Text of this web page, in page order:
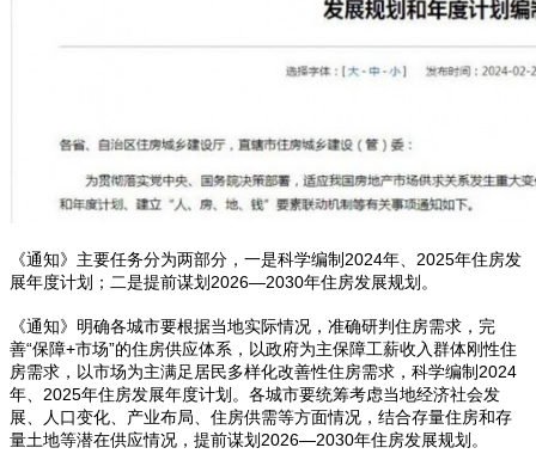
《通知》主要任务分为两部分，一是科学编制2024年、2025年住房发
展年度计划；二是提前谋划2026—2030年住房发展规划。
《通知》明确各城市要根据当地实际情况，准确研判住房需求，完
善“保障+市场”的住房供应体系，以政府为主保障工薪收入群体刚性住
房需求，以市场为主满足居民多样化改善性住房需求，科学编制2024
年、2025年住房发展年度计划。各城市要统筹考虑当地经济社会发
展、人口变化、产业布局、住房供需等方面情况，结合存量住房和存
量土地等潜在供应情况，提前谋划2026—2030年住房发展规划。